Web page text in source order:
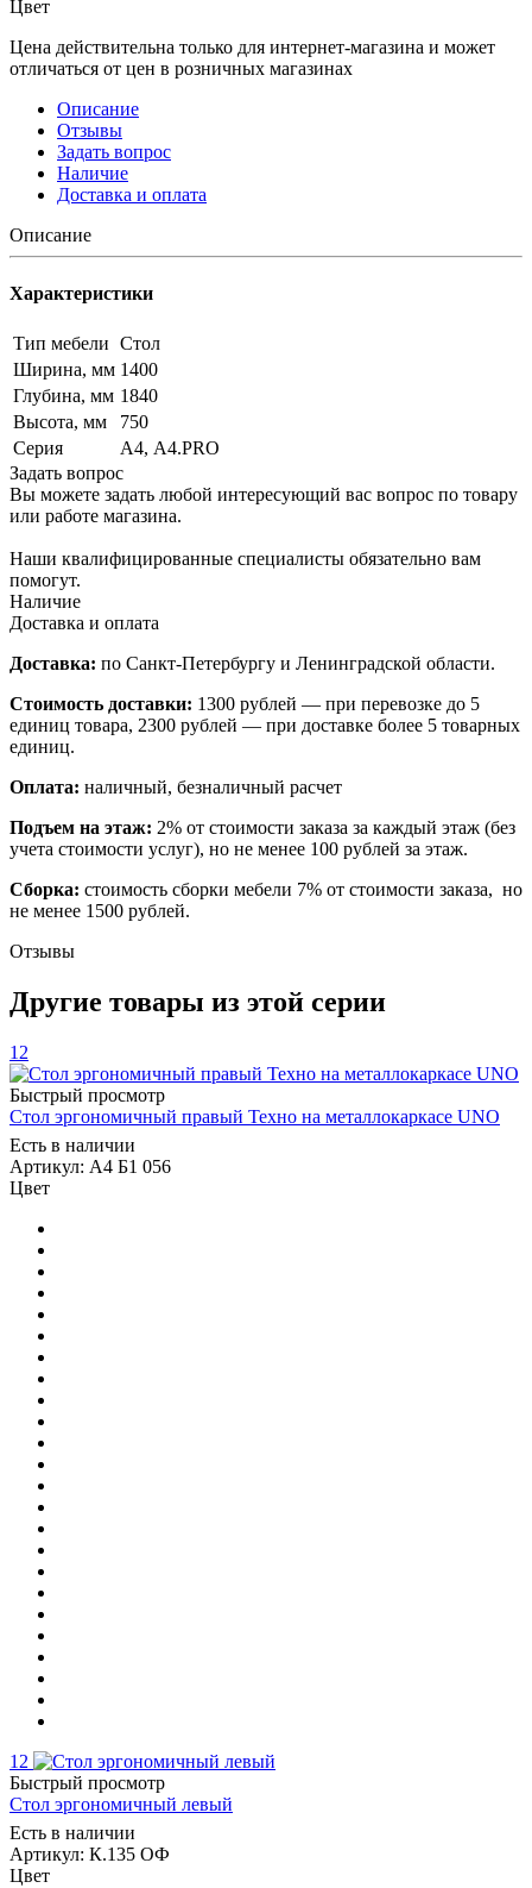
Цвет
Цена действительна только для интернет-магазина и может
отличаться от цен в розничных магазинах
Описание
Отзывы
Задать вопрос
Наличие
Доставка и оплата
Описание
Характеристики
Тип мебели Стол
Ширина, мм 1400
Глубина, мм 1840
Высота, мм
750
Серия
А4, А4.PRO
Задать вопрос
Вы можете задать любой интересующий вас вопрос по товару
или работе магазина.
Наши квалифицированные специалисты обязательно вам
помогут.
Наличие
Доставка и оплата
Доставка: по Санкт-Петербургу и Ленинградской области.
Стоимость доставки: 1300 рублей — при перевозке до 5
единиц товара, 2300 рублей — при доставке более 5 товарных
единиц.
Оплата: наличный, безналичный расчет
Подъем на этаж: 2% от стоимости заказа за каждый этаж (без
учета стоимости услуг), но не менее 100 рублей за этаж.
Сборка: стоимость сборки мебели 7% от стоимости заказа, но
не менее 1500 рублей.
Отзывы
Другие товары из этой серии
12
Быстрый просмотр
Стол эргономичный правый Техно на металлокаркасе UNO
Есть в наличии
Артикул: А4 Б1 056
Цвет
12
Быстрый просмотр
Стол эргономичный левый
Есть в наличии
Артикул: К.135 ОФ
Цвет